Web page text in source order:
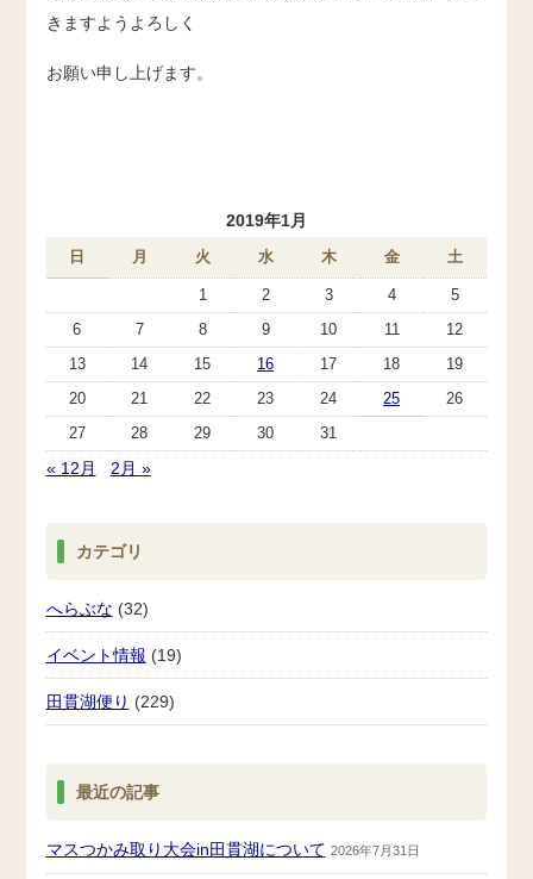
きますようよろしく
お願い申し上げます。
2019年1月
日 月 火 水 木 金 土
1 2 3 4
5
6
7 8 9 10 11
12
13
14 15 16 17 18
19
20
21 22 23 24 25
26
27
28 29 30 31
« 12月 2月 »
カテゴリ
へらぶな (32)
イベント情報 (19)
田貫湖便り (229)
最近の記事
マスつかみ取り大会in田貫湖について 2026年7月31日